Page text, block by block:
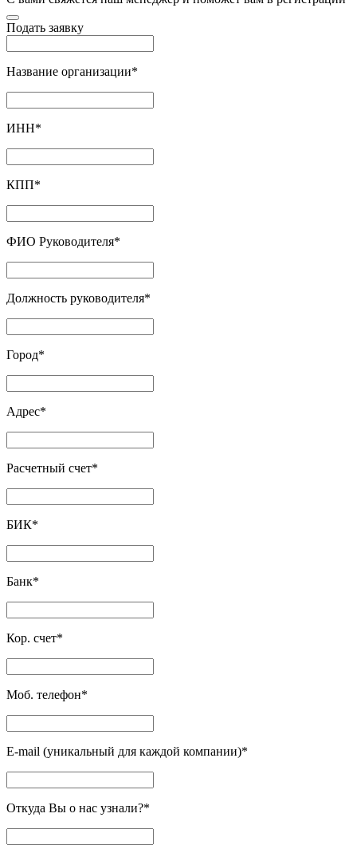
Подать заявку
Название организации*
ИНН*
КПП*
ФИО Руководителя*
Должность руководителя*
Город*
Адрес*
Расчетный счет*
БИК*
Банк*
Кор. счет*
Моб. телефон*
E-mail (уникальный для каждой компании)*
Откуда Вы о нас узнали?*